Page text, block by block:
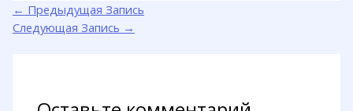
← Предыдущая Запись
Следующая Запись →